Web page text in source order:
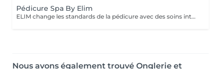
Pédicure Spa By Elim
ELIM change les standards de la pédicure avec des soins intelligents aux formules haute performance qui combinent science et luxe. Offrez à vos pieds une parenthèse d'exception, où chaque geste est pensé avec précision et raffinement. Limage expert, travail minutieux des cuticules, patchs anti-callosités haute performance pour une peau parfaitement lissée, gommage délicat, masque intensément nourrissant et massage relaxant aux gestes enveloppants. Un rituel luxueux alliant performance et bien-être pour des pieds sublimés, doux et élégamment soignés jusque dans les moindres détails. La pose de vernis n'est pas incluse dans ce soin. Tout notre matériel est à usage unique et/ou stérilisé pour garantir une hygiène irréprochable durant votre prestation.
Nous avons également trouvé Onglerie et